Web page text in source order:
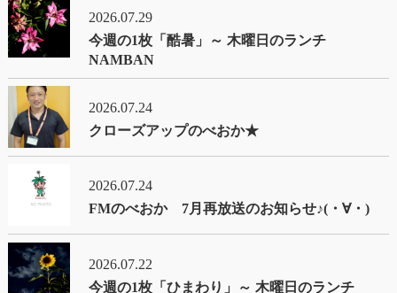
2026.07.29
今週の1枚「酷暑」～ 木曜日のランチ
NAMBAN
2026.07.24
クローズアップのべおか★
2026.07.24
FMのべおか 7月再放送のお知らせ♪(・∀・)
2026.07.22
今週の1枚「ひまわり」～ 木曜日のランチ